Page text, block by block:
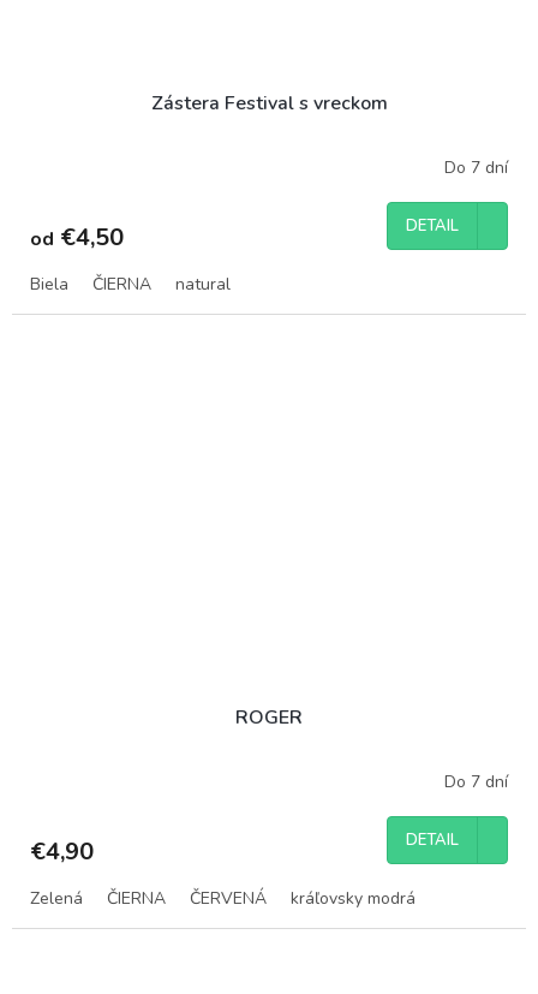
Zástera Festival s vreckom
Do 7 dní
od €4,50 DETAIL
Biela ČIERNA natural
ROGER
Do 7 dní
€4,90 DETAIL
Zelená ČIERNA ČERVENÁ kráľovsky modrá